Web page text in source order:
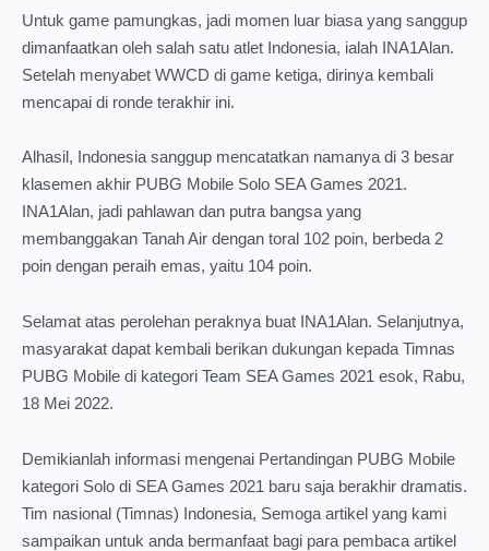
Untuk game pamungkas, jadi momen luar biasa yang sanggup
dimanfaatkan oleh salah satu atlet Indonesia, ialah INA1Alan.
Setelah menyabet WWCD di game ketiga, dirinya kembali
mencapai di ronde terakhir ini.
Alhasil, Indonesia sanggup mencatatkan namanya di 3 besar
klasemen akhir PUBG Mobile Solo SEA Games 2021.
INA1Alan, jadi pahlawan dan putra bangsa yang
membanggakan Tanah Air dengan toral 102 poin, berbeda 2
poin dengan peraih emas, yaitu 104 poin.
Selamat atas perolehan peraknya buat INA1Alan. Selanjutnya,
masyarakat dapat kembali berikan dukungan kepada Timnas
PUBG Mobile di kategori Team SEA Games 2021 esok, Rabu,
18 Mei 2022.
Demikianlah informasi mengenai Pertandingan PUBG Mobile
kategori Solo di SEA Games 2021 baru saja berakhir dramatis.
Tim nasional (Timnas) Indonesia, Semoga artikel yang kami
sampaikan untuk anda bermanfaat bagi para pembaca artikel